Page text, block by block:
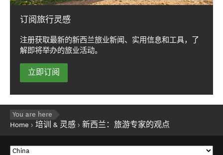
订阅旅行灵感
注册获取最新的新西兰旅业新闻、实用信息和工具，了
解即将举办的旅业活动。
立即订阅
You are here
Home
培训 & 灵感 新西兰：旅游专家的观点